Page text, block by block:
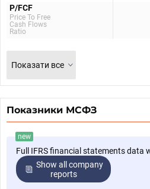
P/FCF
Price To Free
Cash Flows
Ratio
Показати все
Показники МСФЗ
new
Full IFRS financial statements data
Show all company
reports